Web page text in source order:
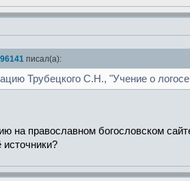
писал(а):
Трубецкого С.Н., "Учение о
на православном богословском